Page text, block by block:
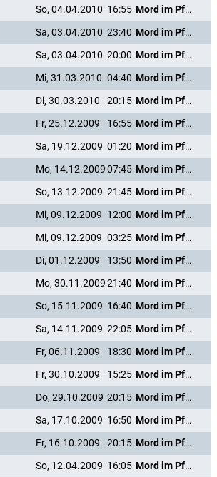
So, 04.04.2010 16:55
Mord im Pfarrhaus
Sa, 03.04.2010 23:40
Mord im Pfarrhaus
Sa, 03.04.2010 20:00
Mord im Pfarrhaus
Mi, 31.03.2010 04:40
Mord im Pfarrhaus
Di, 30.03.2010 20:15
Mord im Pfarrhaus
Fr, 25.12.2009 16:55
Mord im Pfarrhaus
Sa, 19.12.2009 01:20
Mord im Pfarrhaus
Mo, 14.12.200907:45
Mord im Pfarrhaus
So, 13.12.2009 21:45
Mord im Pfarrhaus
Mi, 09.12.2009 12:00
Mord im Pfarrhaus
Mi, 09.12.2009 03:25
Mord im Pfarrhaus
Di, 01.12.2009 13:50
Mord im Pfarrhaus
Mo, 30.11.200921:40
Mord im Pfarrhaus
So, 15.11.2009 16:40
Mord im Pfarrhaus
Sa, 14.11.2009 22:05
Mord im Pfarrhaus
Fr, 06.11.2009 18:30
Mord im Pfarrhaus
Fr, 30.10.2009 15:25
Mord im Pfarrhaus
Do, 29.10.2009 20:15
Mord im Pfarrhaus
Sa, 17.10.2009 16:50
Mord im Pfarrhaus
Fr, 16.10.2009 20:15
Mord im Pfarrhaus
So, 12.04.2009 16:05
Mord im Pfarrhaus